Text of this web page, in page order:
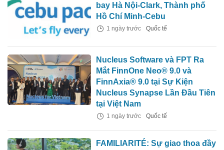
bay Hà Nội-Clark, Thành phố
Hồ Chí Minh-Cebu
1 ngày trước Quốc tế
Nucleus Software và FPT Ra
Mắt FinnOne Neo® 9.0 và
FinnAxia® 9.0 tại Sự Kiện
Nucleus Synapse Lần Đầu Tiên
tại Việt Nam
1 ngày trước Quốc tế
FAMILIARITÉ: Sự giao thoa đầy